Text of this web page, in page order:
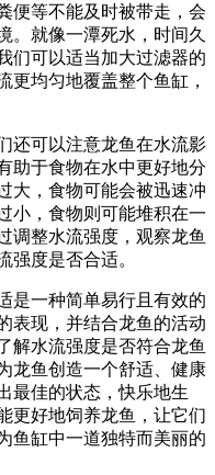
便等不能及时被带走，会
。就像一潭死水，时间久
们可以适当加大过滤器的
更均匀地覆盖整个鱼缸，
还可以注意龙鱼在水流影
助于食物在水中更好地分
大，食物可能会被迅速冲
小，食物则可能堆积在一
调整水流强度，观察龙鱼
强度是否合适。
是一种简单易行且有效的
表现，并结合龙鱼的活动
解水流强度是否符合龙鱼
龙鱼创造一个舒适、健康
最佳的状态，快乐地生
更好地饲养龙鱼，让它们
鱼缸中一道独特而美丽的